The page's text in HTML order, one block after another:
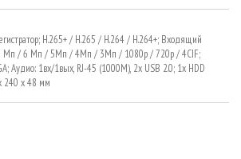
H.265+ / H.265 / H.264 / H.264+; Входящий
8 Мп / 6 Мп / 5Mп / 4Мп / 3Mп / 1080p / 720p / 4CIF;
Аудио: 1вх/1вых, RJ-45 (1000М), 2x USB 2.0; 1х HDD
240 x 48 мм